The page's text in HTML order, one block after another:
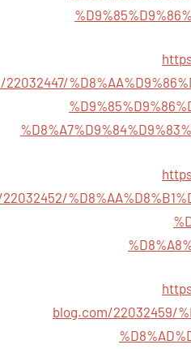
blog.com/22032459/